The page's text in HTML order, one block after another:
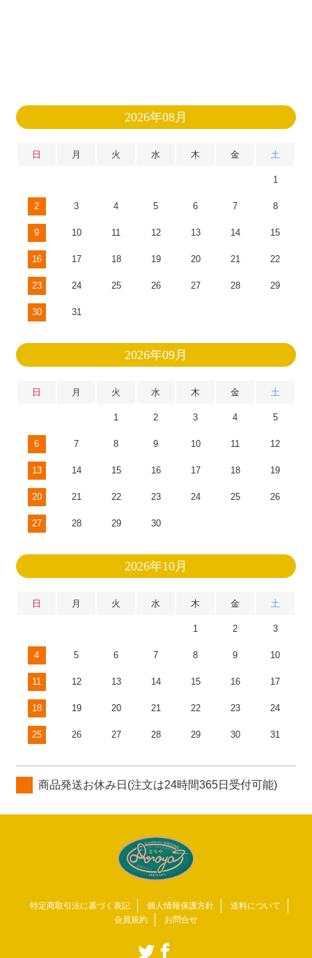
2026年08月
日 月 火 水 木 金 土
1
2 3 4 5 6 7 8
9 10 11 12 13 14 15
16 17 18 19 20 21 22
23 24 25 26 27 28 29
30 31
2026年09月
日 月 火 水 木 金 土
1 2 3 4 5
6 7 8 9 10 11 12
13 14 15 16 17 18 19
20 21 22 23 24 25 26
27 28 29 30
2026年10月
日 月 火 水 木 金 土
1 2 3
4 5 6 7 8 9 10
11 12 13 14 15 16 17
18 19 20 21 22 23 24
25 26 27 28 29 30 31
商品発送お休み日(注文は24時間365日受付可能)
特定商取引法に基づく表記 個人情報保護方針
送料について
会員規約
お問合せ